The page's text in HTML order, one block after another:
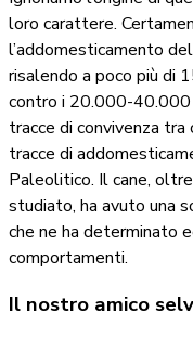
loro carattere.
l’addomesticamento
risalendo a poco più di
contro i 20.000-40.000
tracce di convivenza
tracce di
Paleolitico. Il cane,
studiato, ha avuto una
che ne ha determinato
comportamenti.
Il nostro amico